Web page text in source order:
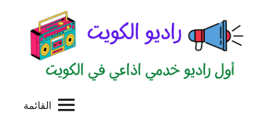
المحتوى
القائمة